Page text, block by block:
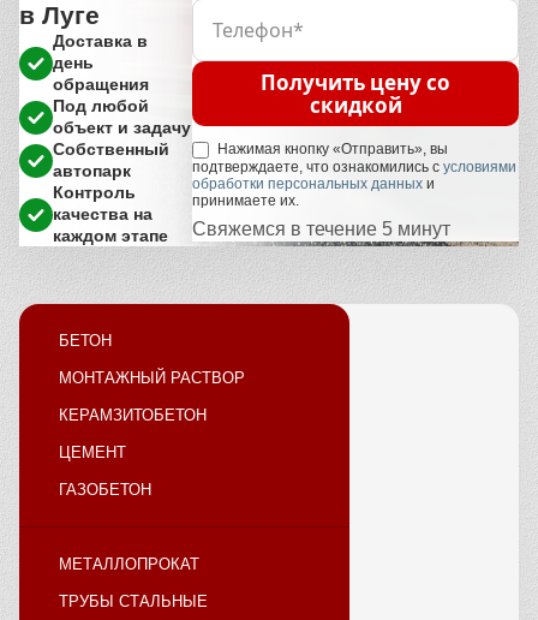
в Луге
Доставка в
день
обращения
Под любой
объект и задачу
Собственный
автопарк
Контроль
качества на
каждом этапе
Получить цену со
скидкой
Нажимая кнопку «Отправить», вы
подтверждаете, что ознакомились сусловиями
обработки персональных данных и
принимаете их.
Свяжемся в течение 5 минут
БЕТОН
МОНТАЖНЫЙ РАСТВОР
КЕРАМЗИТОБЕТОН
ЦЕМЕНТ
ГАЗОБЕТОН
МЕТАЛЛОПРОКАТ
ТРУБЫ СТАЛЬНЫЕ